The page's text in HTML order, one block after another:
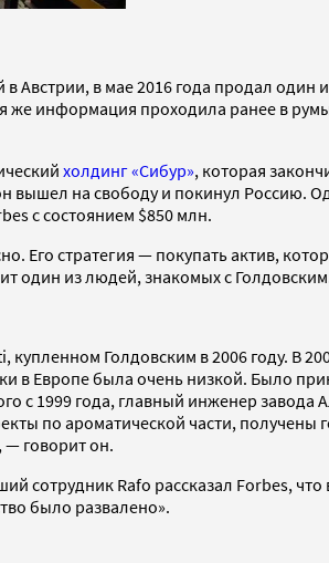
Австрии, в мае 2016 года продал
же информация проходила ранее в
холдинг «Сибур», которая
вышел на свободу и покинул Россию.
с состоянием $850 млн.
Его стратегия — покупать актив,
один из людей, знакомых с
Голдовским в 2006 году. В
в Европе была очень низкой. Было
с 1999 года, главный инженер
по ароматической части, получены
— говорит он.
сотрудник Rafo рассказал Forbes,
было развалено».